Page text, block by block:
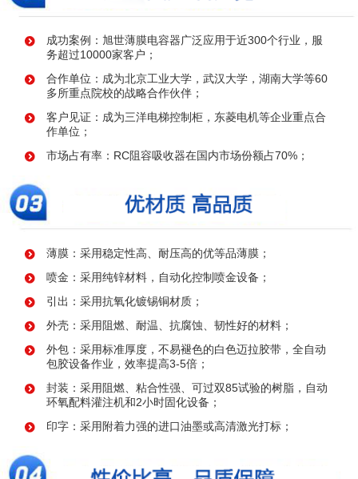
成功案例：旭世薄膜电容器广泛应用于近300个行业，服
务超过10000家客户；
合作单位：成为北京工业大学，武汉大学，湖南大学等60
多所重点院校的战略合作伙伴；
客户见证：成为三洋电梯控制柜，东菱电机等企业重点合
作单位；
市场占有率：RC阻容吸收器在国内市场份额占70%；
薄膜：采用稳定性高、耐压高的优等品薄膜；
喷金：采用纯锌材料，自动化控制喷金设备；
引出：采用抗氧化镀锡铜材质；
外壳：采用阻燃、耐温、抗腐蚀、韧性好的材料；
外包：采用标准厚度，不易褪色的白色迈拉胶带，全自动
包胶设备作业，效率提高3-5倍；
封装：采用阻燃、粘合性强、可过双85试验的树脂，自动
环氧配料灌注机和2小时固化设备；
印字：采用附着力强的进口油墨或高清激光打标；